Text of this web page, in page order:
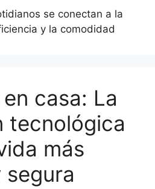
se conectan a la
y la comodidad
casa: La
tecnológica
más